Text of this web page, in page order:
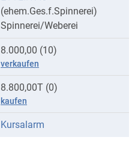
(ehem.Ges.f.Spinnerei)
Spinnerei/Weberei
8.000,00 (10)
verkaufen
8.800,00T (0)
kaufen
Kursalarm